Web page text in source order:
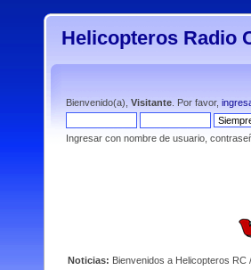
Helicopteros Radio
Bienvenido(a), Visitante . Por favor,
Ingresar con nombre de usuario,
Noticias: Bienvenidos a Helicopteros RC